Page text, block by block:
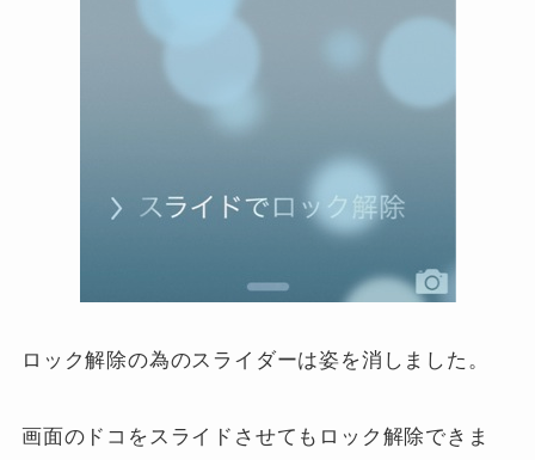
ロック解除の為のスライダーは姿を消しました。
画面のドコをスライドさせてもロック解除できま